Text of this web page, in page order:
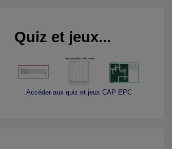
Quiz et jeux...
Accéder aux quiz et jeux CAP EPC